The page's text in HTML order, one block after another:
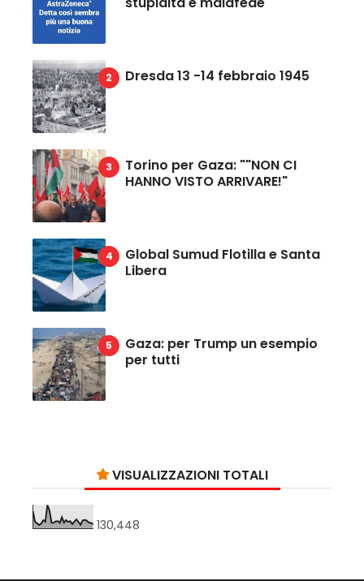
Dresda 13 -14 febbraio 1945
Torino per Gaza: ""NON CI
HANNO VISTO ARRIVARE!"
Global Sumud Flotilla e Santa
Libera
Gaza: per Trump un esempio
per tutti
VISUALIZZAZIONI TOTALI
130,448